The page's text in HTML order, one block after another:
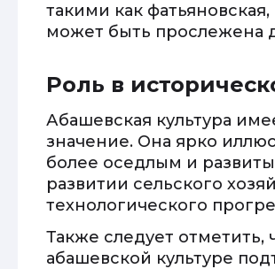
такими как
может быть прослежена
Роль в
Абашевская культура
значение. Она ярко
более оседлым и
развитии сельского
технологического
Также следует отметить,
абашевской культуре